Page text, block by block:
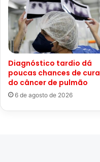
Diagnóstico tardio dá
poucas chances de cura
do câncer de pulmão
6 de agosto de 2026